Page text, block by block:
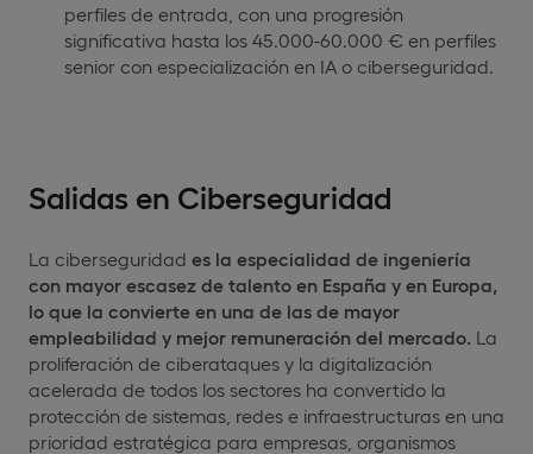
perfiles de entrada, con una progresión
significativa hasta los 45.000-60.000 € en perfiles
senior con especialización en IA o ciberseguridad.
Salidas en Ciberseguridad
La ciberseguridad es la especialidad de ingeniería
con mayor escasez de talento en España y en Europa,
lo que la convierte en una de las de mayor
empleabilidad y mejor remuneración del mercado. La
proliferación de ciberataques y la digitalización
acelerada de todos los sectores ha convertido la
protección de sistemas, redes e infraestructuras en una
prioridad estratégica para empresas, organismos